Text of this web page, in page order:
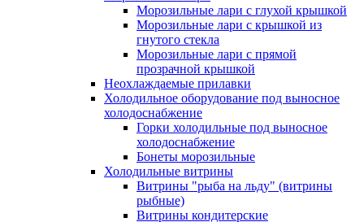
Морозильные лари с глухой крышкой
Морозильные лари с крышкой из
гнутого стекла
Морозильные лари с прямой
прозрачной крышкой
Неохлаждаемые прилавки
Холодильное оборудование под выносное
холодоснабжение
Горки холодильные под выносное
холодоснабжение
Бонеты морозильные
Холодильные витрины
Витрины "рыба на льду" (витрины
рыбные)
Витрины кондитерские